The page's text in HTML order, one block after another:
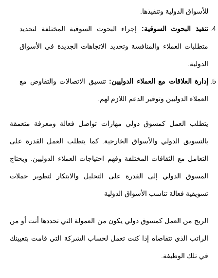
للأسواق الدولية وتنفيذها.
تنفيذ البحوث السوقية: إجراء البحوث السوقية المختلفة لتحديد
متطلبات العملاء والمنافسة وتحديد الاتجاهات الجديدة في الأسواق
الدولية.
إدارة العلاقات مع العملاء الدوليين: تنسيق الاتصالات والتفاوض مع
العملاء الدوليين وتوفير الدعم اللازم لهم.
يتطلب العمل كمسوق دولي مهارات تواصل فعالة ومعرفة متعمقة
بالتسويق الدولي والأسواق الخارجية. كما يتطلب العمل القدرة على
التعامل مع الثقافات المختلفة وفهم احتياجات العملاء الدوليين. ويحتاج
المسوق الدولي إلى القدرة على التحليل والابتكار لتطوير حملات
تسويقية فعالة تناسب الأسواق الدولية
الربح من العمل كمسوق دولي يكون من العمولة التي تحددها أنت أو من
الراتب الذي تتقاضاه إذا كنت تعمل لحساب الشركة التي قامت بتعيينك
في تلك الوظيفة.